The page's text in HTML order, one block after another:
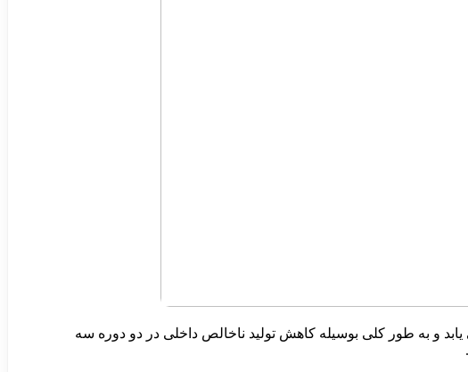
و به طور کلی بوسیله کاهش تولید ناخالص داخلی در دو دوره سه